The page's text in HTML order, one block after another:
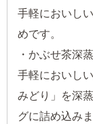
手軽においし
めです。
・かぶせ茶深
手軽においし
みどり」を深
グに詰め込みま